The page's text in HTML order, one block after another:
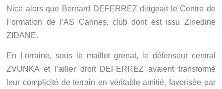
Nice alors que Bernard DEFERREZ dirigeait le Centre de
Formation de l’AS Cannes, club dont est issu Zinedine
ZIDANE.
En Lorraine, sous le maillot grenat, le défenseur central
ZVUNKA et l’ailier droit DEFERREZ avaient transformé
leur complicité de terrain en véritable amitié, favorisée par